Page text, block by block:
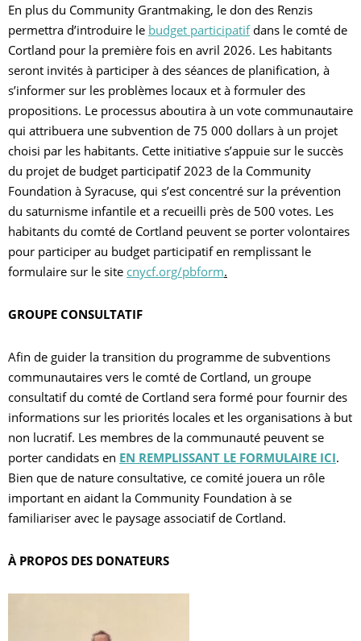
En plus du Community Grantmaking, le don des Renzis
permettra d’introduire le budget participatifdans le comté de
Cortland pour la première fois en avril 2026. Les habitants
seront invités à participer à des séances de planification, à
s’informer sur les problèmes locaux et à formuler des
propositions. Le processus aboutira à un vote communautaire
qui attribuera une subvention de 75 000 dollars à un projet
choisi par les habitants. Cette initiative s’appuie sur le succès
du projet de budget participatif 2023 de la Community
Foundation à Syracuse, qui s’est concentré sur la prévention
du saturnisme infantile et a recueilli près de 500 votes. Les
habitants du comté de Cortland peuvent se porter volontaires
pour participer au budget participatif en remplissant le
formulaire sur le site cnycf.org/pbform.
GROUPE CONSULTATIF
Afin de guider la transition du programme de subventions
communautaires vers le comté de Cortland, un groupe
consultatif du comté de Cortland sera formé pour fournir des
informations sur les priorités locales et les organisations à but
non lucratif. Les membres de la communauté peuvent se
porter candidats en EN REMPLISSANT LE FORMULAIRE ICI.
Bien que de nature consultative, ce comité jouera un rôle
important en aidant la Community Foundation à se
familiariser avec le paysage associatif de Cortland.
À PROPOS DES DONATEURS